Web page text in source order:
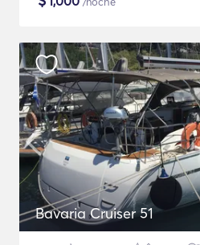
Bavaria Cruiser 51